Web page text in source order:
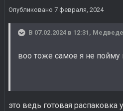
Опубликовано 7 февраля, 2024
В 07.02.2024 в 12:31,
воо тоже самое я не пойму
это ведь готовая распаковка